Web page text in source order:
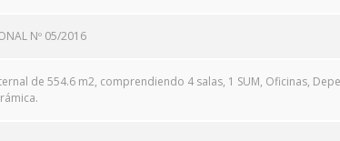
Nº 05/2016
de 554.6 m2, comprendiendo 4 salas, 1 SUM, Oficinas,